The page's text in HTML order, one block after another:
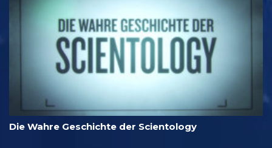
Die Wahre Geschichte der Scientology